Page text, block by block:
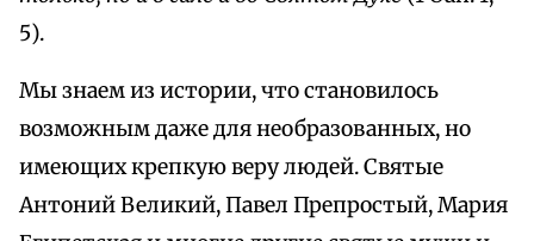
5).
Мы знаем из истории, что становилось
возможным даже для необразованных, но
имеющих крепкую веру людей. Святые
Антоний Великий, Павел Препростый, Мария